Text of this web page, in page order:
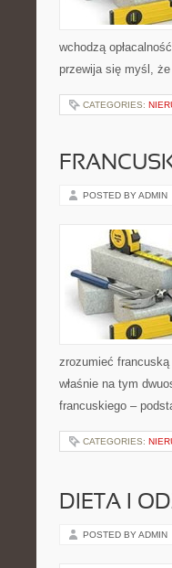
wchodzą
przewija się myśl,
CATEGORIES:
POSTED BY ADMIN
zrozumieć
właśnie na tym
francuskiego –
CATEGORIES:
DIETA I
POSTED BY ADMIN